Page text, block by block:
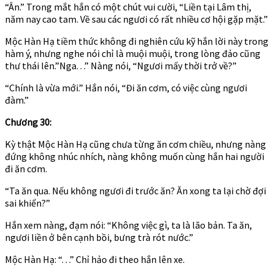
“Ân.” Trong mắt hắn có một chút vui cười, “Liền tại Lâm thị,
năm nay cao tam. Về sau các ngươi có rất nhiều cơ hội gặp mặt.”
Mộc Hàn Hạ tiềm thức không đi nghiên cứu kỹ hắn lời này trong
hàm ý, nhưng nghe nói chỉ là muội muội, trong lòng đảo cũng
thư thái lên.”Nga. . .” Nàng nói, “Ngươi mấy thời trở về?”
“Chính là vừa mới.” Hắn nói, “Đi ăn cơm, có việc cùng ngươi
đàm.”
Chương 30:
Kỳ thật Mộc Hàn Hạ cũng chưa từng ăn cơm chiều, nhưng nàng
đứng không nhúc nhích, nàng không muốn cùng hắn hai người
đi ăn cơm.
“Ta ăn qua. Nếu không ngươi đi trước ăn? Ăn xong ta lại chờ đợi
sai khiển?”
Hắn xem nàng, đạm nói: “Không việc gì, ta là lão bản. Ta ăn,
ngươi liền ở bên cạnh bồi, bưng trà rót nước.”
Mộc Hàn Hạ: “. . .” Chỉ hảo đi theo hắn lên xe.